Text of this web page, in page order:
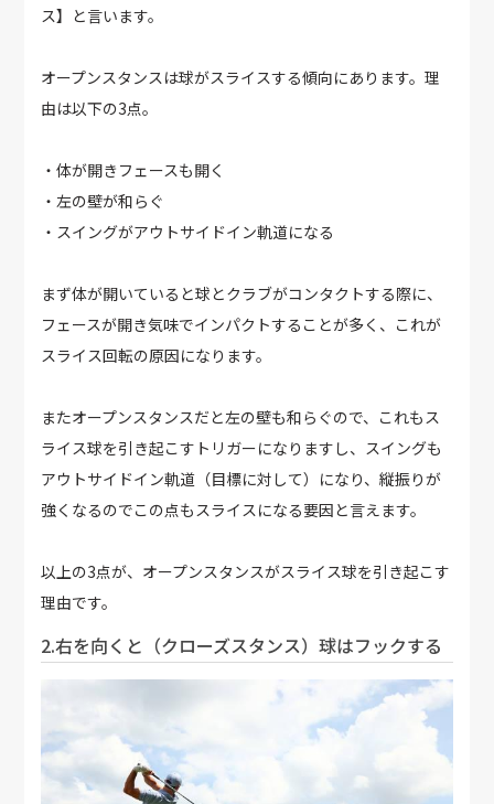
ス】と言います。
オープンスタンスは球がスライスする傾向にあります。理
由は以下の3点。
・体が開きフェースも開く
・左の壁が和らぐ
・スイングがアウトサイドイン軌道になる
まず体が開いていると球とクラブがコンタクトする際に、
フェースが開き気味でインパクトすることが多く、これが
スライス回転の原因になります。
またオープンスタンスだと左の壁も和らぐので、これもス
ライス球を引き起こすトリガーになりますし、スイングも
アウトサイドイン軌道（目標に対して）になり、縦振りが
強くなるのでこの点もスライスになる要因と言えます。
以上の3点が、オープンスタンスがスライス球を引き起こす
理由です。
2.右を向くと（クローズスタンス）球はフックする